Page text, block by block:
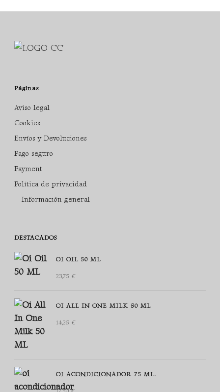
Páginas
Aviso legal
Cookies
Envíos y Devoluciones
Pago seguro
Payment
Política de privacidad
Información general
DESTACADOS
OI OIL 50 ML
23,75 €
OI ALL IN ONE MILK 50 ML
14,25 €
OI ACONDICIONADOR 75 ML.